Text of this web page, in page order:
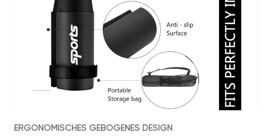
ERGONOMISCHES GEBOGENES DESIGN